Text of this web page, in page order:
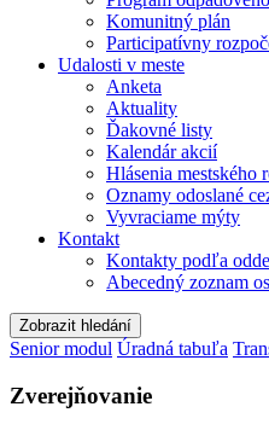
Komunitný plán
Participatívny
Udalosti v meste
Anketa
Aktuality
Ďakovné listy
Kalendár akcií
Hlásenia mestského
Oznamy odoslané
Vyvraciame mýty
Kontakt
Kontakty podľa
Abecedný zoznam
Zobrazit hledání
Senior modul Úradná tabuľa
Zverejňovanie